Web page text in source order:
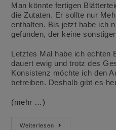
Man könnte fertigen
die Zutaten. Er sollte nur
enthalten. Bis jetzt habe ich
gefunden, der keine
Letztes Mal habe ich echten
dauert ewig und trotz des
Konsistenz möchte ich den
betreiben. Deshalb gibt es
(mehr …)
Weiterlesen
Quarkauflauf